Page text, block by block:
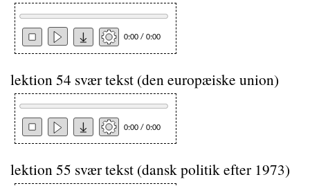
0:00 / 0:00
lektion 54 svær tekst (den europæiske union)
0:00 / 0:00
lektion 55 svær tekst (dansk politik efter 1973)